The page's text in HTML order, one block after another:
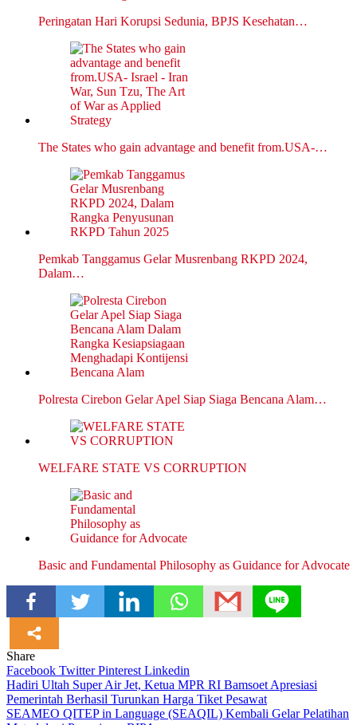
Peringatan Hari Korupsi Sedunia, BPJS Kesehatan…
The States who gain advantage and benefit from.USA-…
Pemkab Tanggamus Gelar Musrenbang RKPD 2024,
Dalam…
Polresta Cirebon Gelar Apel Siap Siaga Bencana Alam…
WELFARE STATE VS CORRUPTION
Basic and Fundamental Philosophy as Guidance for Advocate
Share
Facebook TwitterPinterest Linkedin
Navigasi
pos
Hadiri Ultah Super Air Jet, Ketua MPR RI Bamsoet Apresiasi
Pemerintah Berhasil Turunkan Harga Tiket Pesawat
SEAMEO QITEP in Language (SEAQIL) Kembali Gelar Pelatihan